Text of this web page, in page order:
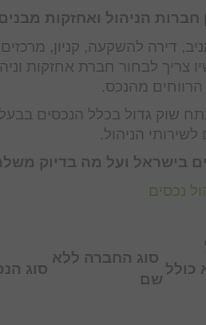
הניהול ואחזקות
דירה להשקעה, קניון,
צריך לבחור חברת אחזקות
מהנכס.
שוק גדול בכלל הנכסים
הניהול.
ועל מה בדיוק משלמים?
נכסים
כולל
סוג החברה ללא
שם
סוג